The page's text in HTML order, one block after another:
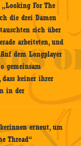
For The
die drei Damen
sich über
arbeiteten, und
dem Longplayer
gemeinsam
dass keiner ihrer
in der
erneut, um
Thread“